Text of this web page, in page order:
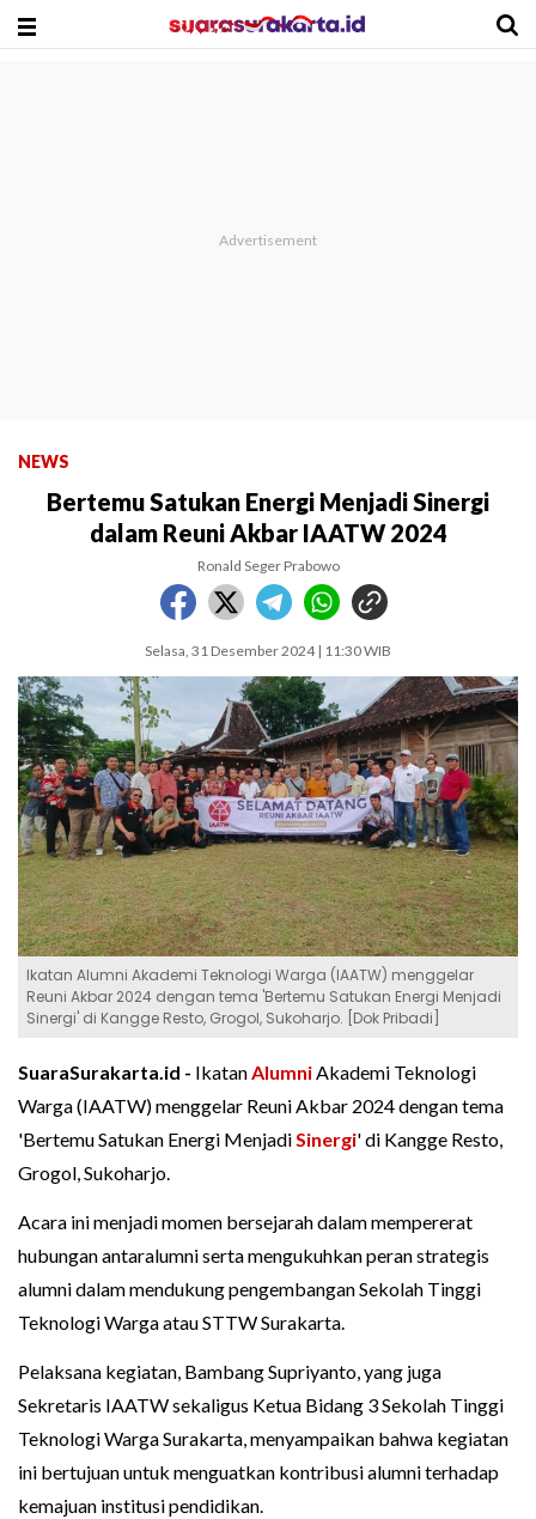
NEWS
Bertemu Satukan Energi Menjadi Sinergi
dalam Reuni Akbar IAATW 2024
Ronald Seger Prabowo
Selasa, 31 Desember 2024 | 11:30 WIB
Ikatan Alumni Akademi Teknologi Warga (IAATW) menggelar
Reuni Akbar 2024 dengan tema 'Bertemu Satukan Energi Menjadi
Sinergi' di Kangge Resto, Grogol, Sukoharjo. [Dok Pribadi]
SuaraSurakarta.id - IkatanAlumniAkademi Teknologi
Warga (IAATW) menggelar Reuni Akbar 2024 dengan tema
'Bertemu Satukan Energi MenjadiSinergi' di Kangge Resto,
Grogol, Sukoharjo.
Acara ini menjadi momen bersejarah dalam mempererat
hubungan antaralumni serta mengukuhkan peran strategis
alumni dalam mendukung pengembangan Sekolah Tinggi
Teknologi Warga atau STTW Surakarta.
Pelaksana kegiatan, Bambang Supriyanto, yang juga
Sekretaris IAATW sekaligus Ketua Bidang 3 Sekolah Tinggi
Teknologi Warga Surakarta, menyampaikan bahwa kegiatan
ini bertujuan untuk menguatkan kontribusi alumni terhadap
kemajuan institusi pendidikan.